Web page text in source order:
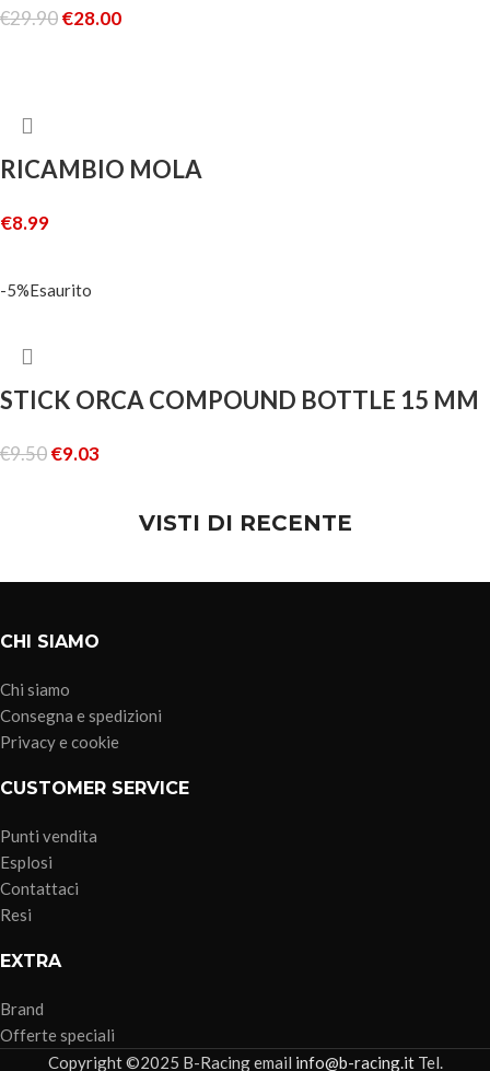
€29.90€28.00
RICAMBIO MOLA
€8.99
-5%Esaurito
STICK ORCA COMPOUND BOTTLE 15 MM
€9.50€9.03
VISTI DI RECENTE
CHI SIAMO
Chi siamo
Consegna e spedizioni
Privacy e cookie
CUSTOMER SERVICE
Punti vendita
Esplosi
Contattaci
Resi
EXTRA
Brand
Offerte speciali
Copyright ©2025 B-Racing email info@b-racing.itTel.